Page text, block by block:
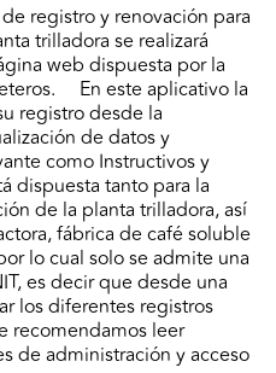
registro y renovación para
trilladora se realizará
web dispuesta por la
En este aplicativo la
registro desde la
de datos y
como Instructivos y
dispuesta tanto para la
de la planta trilladora, así
fábrica de café soluble
lo cual solo se admite una
es decir que desde una
los diferentes registros
recomendamos leer
de administración y acceso